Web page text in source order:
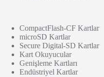
CompactFlash-CF Kartlar
microSD Kartlar
Secure Digital-SD Kartlar
Kart Okuyucular
Genişleme Kartları
Endüstriyel Kartlar